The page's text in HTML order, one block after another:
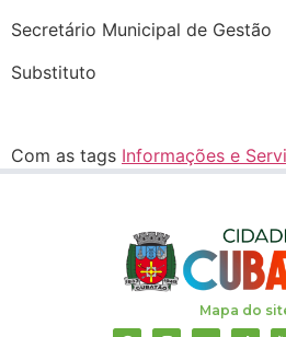
Secretário Municipal de Gestão
Substituto
Com as tags Informações e
Mapa do